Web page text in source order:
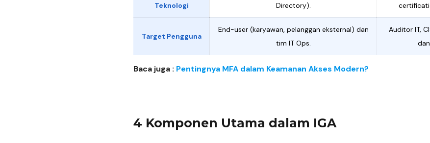
Teknologi
Directory).
Target Pengguna
End-user (karyawan, pelanggan eksternal) dan
tim IT Ops.
Auditor IT,
Baca juga : Pentingnya MFA dalam Keamanan Akses Modern?
4 Komponen Utama dalam IGA